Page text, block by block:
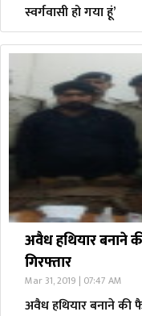
स्वर्गवासी हो गया हूं’
अवैध हथियार बनाने
गिरफ्तार
Mar 31, 2019 | 07:47 AM
अवैध हथियार बनाने की